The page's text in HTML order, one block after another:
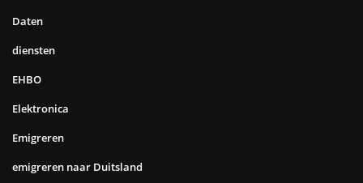
Daten
diensten
EHBO
Elektronica
Emigreren
emigreren naar Duitsland